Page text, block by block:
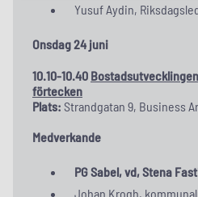
Yusuf Aydin,
Onsdag 24 juni
10.10-10.40
förtecken
Plats: Strandgatan 9, Business
Medverkande
PG Sabel, vd, Stena
Johan Krogh,